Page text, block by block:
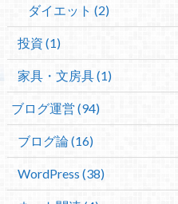
ダイエット (2)
投資 (1)
家具・文房具 (1)
ブログ運営 (94)
ブログ論 (16)
WordPress (38)